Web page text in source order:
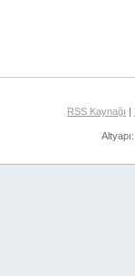
RSS Kaynağı |